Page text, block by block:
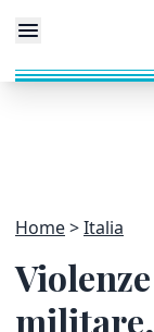
Home Italia